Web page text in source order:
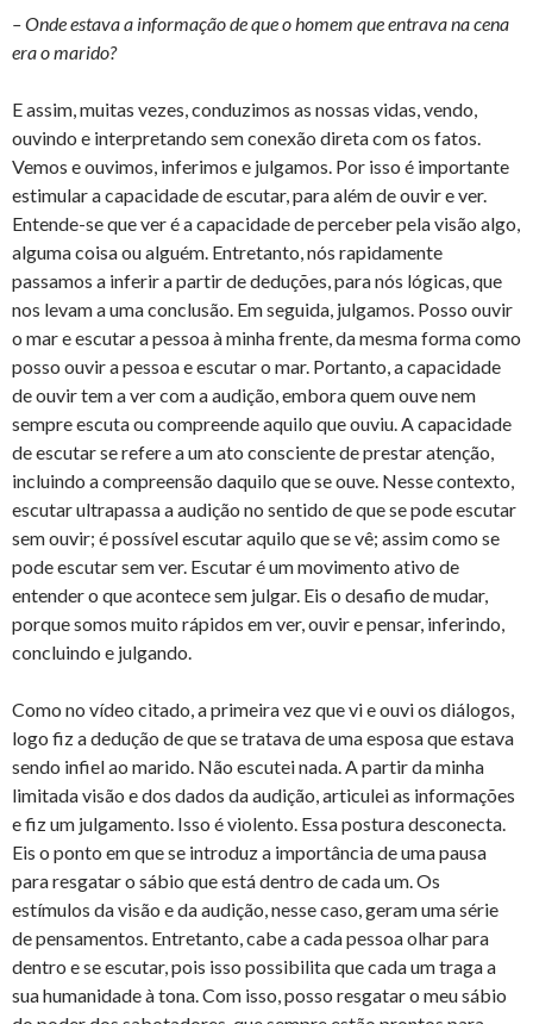
– Onde estava a informação de que o homem que entrava na cena
era o marido?
E assim, muitas vezes, conduzimos as nossas vidas, vendo,
ouvindo e interpretando sem conexão direta com os fatos.
Vemos e ouvimos, inferimos e julgamos. Por isso é importante
estimular a capacidade de escutar, para além de ouvir e ver.
Entende-se que ver é a capacidade de perceber pela visão algo,
alguma coisa ou alguém. Entretanto, nós rapidamente
passamos a inferir a partir de deduções, para nós lógicas, que
nos levam a uma conclusão. Em seguida, julgamos. Posso ouvir
o mar e escutar a pessoa à minha frente, da mesma forma como
posso ouvir a pessoa e escutar o mar. Portanto, a capacidade
de ouvir tem a ver com a audição, embora quem ouve nem
sempre escuta ou compreende aquilo que ouviu. A capacidade
de escutar se refere a um ato consciente de prestar atenção,
incluindo a compreensão daquilo que se ouve. Nesse contexto,
escutar ultrapassa a audição no sentido de que se pode escutar
sem ouvir; é possível escutar aquilo que se vê; assim como se
pode escutar sem ver. Escutar é um movimento ativo de
entender o que acontece sem julgar. Eis o desafio de mudar,
porque somos muito rápidos em ver, ouvir e pensar, inferindo,
concluindo e julgando.
Como no vídeo citado, a primeira vez que vi e ouvi os diálogos,
logo fiz a dedução de que se tratava de uma esposa que estava
sendo infiel ao marido. Não escutei nada. A partir da minha
limitada visão e dos dados da audição, articulei as informações
e fiz um julgamento. Isso é violento. Essa postura desconecta.
Eis o ponto em que se introduz a importância de uma pausa
para resgatar o sábio que está dentro de cada um. Os
estímulos da visão e da audição, nesse caso, geram uma série
de pensamentos. Entretanto, cabe a cada pessoa olhar para
dentro e se escutar, pois isso possibilita que cada um traga a
sua humanidade à tona. Com isso, posso resgatar o meu sábio